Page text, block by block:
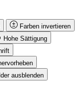
Farben invertieren
Hohe Sättigung
ausblenden